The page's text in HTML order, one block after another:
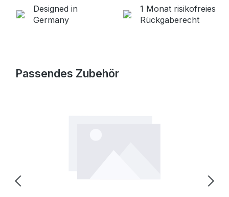
Designed in
Germany
1 Monat risikofreies
Rückgaberecht
Produktgalerie überspringen
Passendes Zubehör